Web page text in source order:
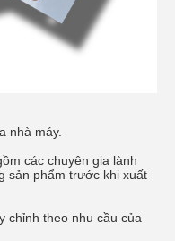
nhà máy.
các chuyên gia lành
sản phẩm trước khi xuất
chỉnh theo nhu cầu của